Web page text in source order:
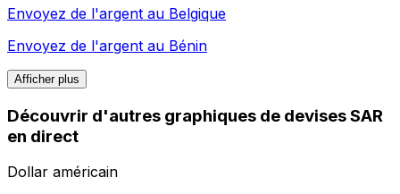
Envoyez de l'argent au Belgique
Envoyez de l'argent au Bénin
Afficher plus
Découvrir d'autres graphiques de devises SAR
en direct
Dollar américain